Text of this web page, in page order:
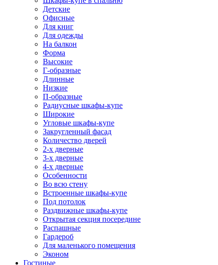
Детские
Офисные
Для книг
Для одежды
На балкон
Форма
Высокие
Г-образные
Длинные
Низкие
П-образные
Радиусные шкафы-купе
Широкие
Угловые шкафы-купе
Закругленный фасад
Количество дверей
2-х дверные
3-х дверные
4-х дверные
Особенности
Во всю стену
Встроенные шкафы-купе
Под потолок
Раздвижные шкафы-купе
Открытая секция посередине
Распашные
Гардероб
Для маленького помещения
Эконом
Гостиные